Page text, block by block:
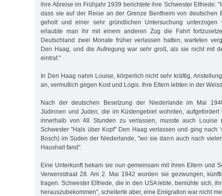
ihre Abreise im Frühjahr 1939 berichtete ihre Schwester Elfriede:
dass sie auf der Reise an der Grenze Bentheim von deutschen
geholt und einer sehr gründlichen Untersuchung unterzogen
erlaubte man ihr mit einem anderen Zug die Fahrt
Deutschland zwei Monate früher verlassen hatten, warteten
Den Haag, und die Aufregung war sehr groß, als sie nicht mit
eintraf."
In Den Haag nahm Louise, körperlich nicht sehr kräftig,
an, vermutlich gegen Kost und Logis. Ihre Eltern lebten in der
Nach der deutschen Besetzung der Niederlande im Mai
Jüdinnen und Juden, die im Küstengebiet wohnten, aufgefordert
innerhalb von 48 Stunden zu verlassen, musste auch Louise
Schwester "Hals über Kopf" Den Haag verlassen und ging nach
Bosch) im Süden der Niederlande, "wo sie dann auch nach
Haushalt fand".
Eine Unterkunft bekam sie nun gemeinsam mit ihren Eltern und
Verwersstraat 28. Am 2. Mai 1942 wurden sie gezwungen,
tragen. Schwester Elfriede, die in den USA lebte, bemühte sich,
herauszubekommen", scheiterte aber, eine Emigration war nicht